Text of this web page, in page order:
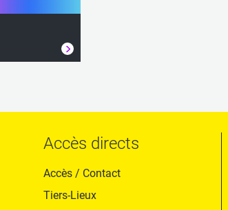
Accès directs
Accès / Contact
Tiers-Lieux